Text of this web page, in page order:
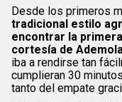
Desde los primeros
tradicional estilo
encontrar la
cortesía de
iba a rendirse tan
cumplieran 30
tanto del empate